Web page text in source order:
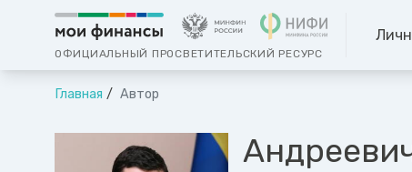
ОФИЦИАЛЬНЫЙ ПРОСВЕТИТЕЛЬСКИЙ РЕСУРС
Главная Автор